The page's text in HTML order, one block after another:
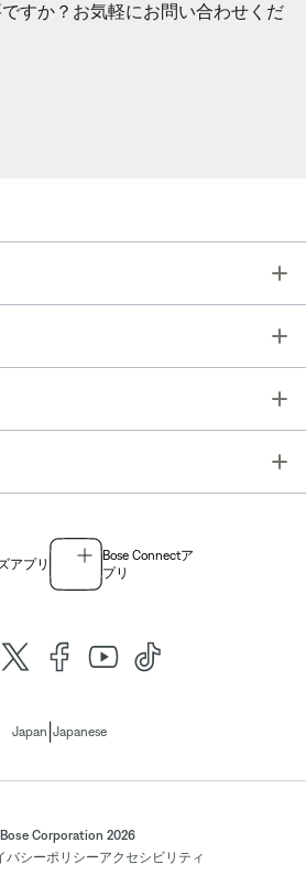
すか？お気軽にお問い合わせくだ
アプリ
Bose Connectア
プリ
Japan Japanese
Corporation 2026
バシーポリシーアクセシビリティ